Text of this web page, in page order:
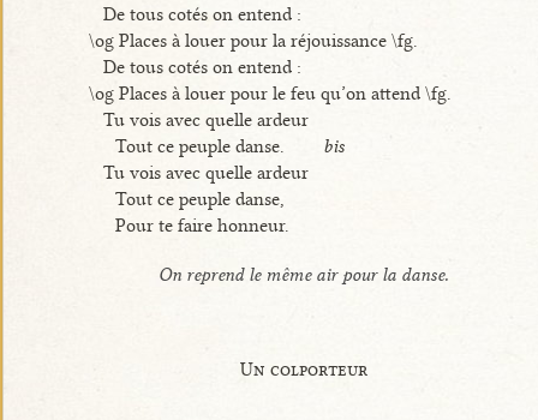
De tous cotés on entend :
\og Places à louer pour la réjouissance \fg.
De tous cotés on entend :
\og Places à louer pour le feu qu’on attend \fg.
Tu vois avec quelle ardeur
Tout ce peuple danse.
bis
Tu vois avec quelle ardeur
Tout ce peuple danse,
Pour te faire honneur.
On reprend le même air pour la danse.
Un colporteur